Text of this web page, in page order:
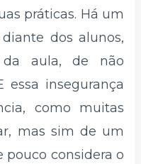
práticas. Há um
dos alunos,
aula, de não
essa insegurança
como muitas
mas sim de um
considera o